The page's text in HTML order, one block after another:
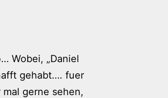
Wobei, „Daniel
gehabt…. fuer
gerne sehen,